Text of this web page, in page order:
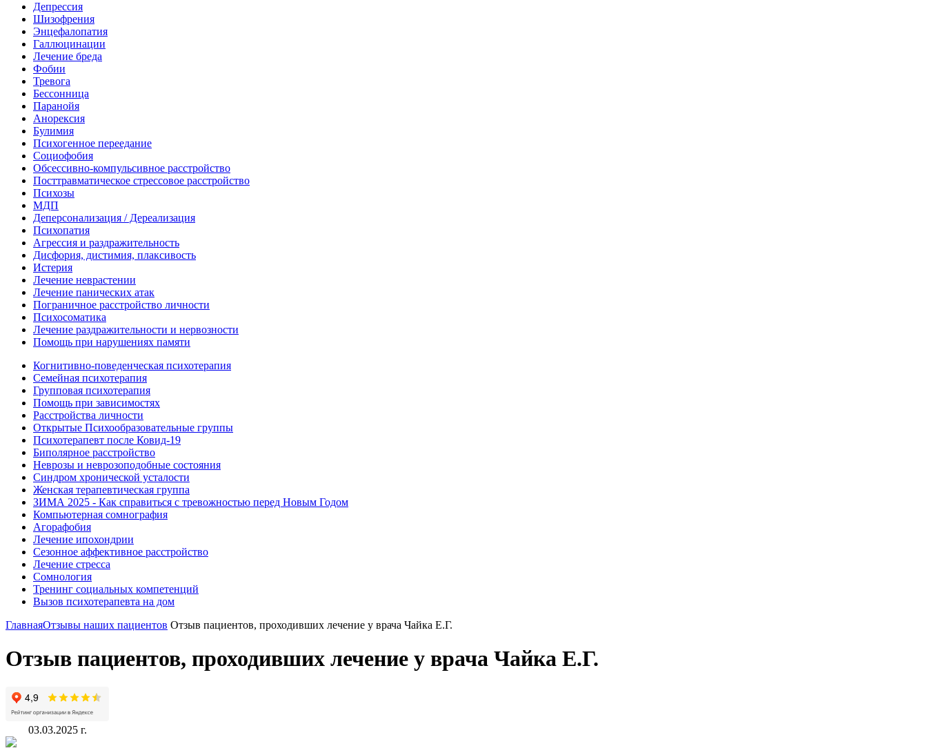
Депрессия
Шизофрения
Энцефалопатия
Галлюцинации
Лечение бреда
Фобии
Тревога
Бессонница
Паранойя
Анорексия
Булимия
Психогенное переедание
Социофобия
Обсессивно-компульсивное расстройство
Посттравматическое стрессовое расстройство
Психозы
МДП
Деперсонализация / Дереализация
Психопатия
Агрессия и раздражительность
Дисфория, дистимия, плаксивость
Истерия
Лечение неврастении
Лечение панических атак
Пограничное расстройство личности
Психосоматика
Лечение раздражительности и нервозности
Помощь при нарушениях памяти
Когнитивно-поведенческая психотерапия
Семейная психотерапия
Групповая психотерапия
Помощь при зависимостях
Расстройства личности
Открытые Психообразовательные группы
Психотерапевт после Ковид-19
Биполярное расстройство
Неврозы и неврозоподобные состояния
Синдром хронической усталости
Женская терапевтическая группа
ЗИМА 2025 - Как справиться с тревожностью перед Новым Годом
Компьютерная сомнография
Агорафобия
Лечение ипохондрии
Сезонное аффективное расстройство
Лечение стресса
Сомнология
Тренинг социальных компетенций
Вызов психотерапевта на дом
ГлавнаяОтзывы наших пациентов Отзыв пациентов, проходивших лечение у врача Чайка Е.Г.
Отзыв пациентов, проходивших лечение у врача Чайка Е.Г.
03.03.2025 г.